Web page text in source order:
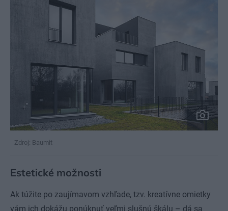
Zdroj: Baumit
Estetické možnosti
Ak túžite po zaujímavom vzhľade, tzv. kreatívne omietky
vám ich dokážu ponúknuť veľmi slušnú škálu – dá sa